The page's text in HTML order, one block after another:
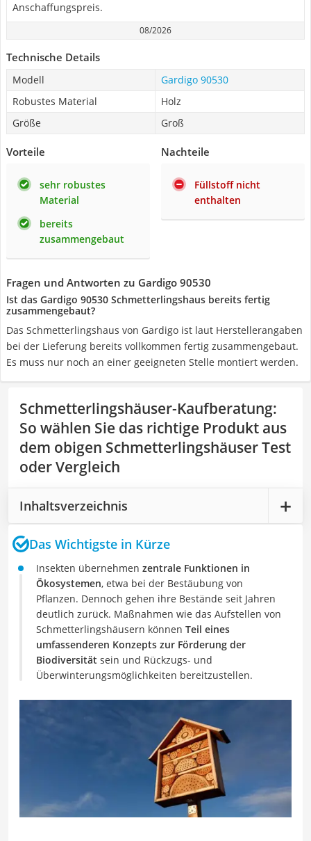
Anschaffungspreis.
08/2026
Technische Details
Modell
Gardigo 90530
Robustes Material
Holz
Größe
Groß
Vorteile
sehr robustes
Material
bereits
zusammengebaut
Nachteile
Füllstoff nicht
enthalten
Fragen und Antworten zu Gardigo 90530
Ist das Gardigo 90530 Schmetterlingshaus bereits fertig
zusammengebaut?
Das Schmetterlingshaus von Gardigo ist laut Herstellerangaben
bei der Lieferung bereits vollkommen fertig zusammengebaut.
Es muss nur noch an einer geeigneten Stelle montiert werden.
Schmetterlingshäuser-Kaufberatung:
So wählen Sie das richtige Produkt aus
dem obigen Schmetterlingshäuser Test
oder Vergleich
Inhaltsverzeichnis
Das Wichtigste in Kürze
Insekten übernehmen zentrale Funktionen in
Ökosystemen, etwa bei der Bestäubung von
Pflanzen. Dennoch gehen ihre Bestände seit Jahren
deutlich zurück. Maßnahmen wie das Aufstellen von
Schmetterlingshäusern können Teil eines
umfassenderen Konzepts zur Förderung der
Biodiversität sein und Rückzugs- und
Überwinterungsmöglichkeiten bereitzustellen.